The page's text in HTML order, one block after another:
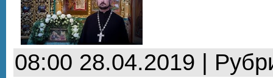
08:00 28.04.2019 |